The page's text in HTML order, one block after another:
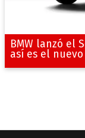
BMW lanzó el
así es el nuevo